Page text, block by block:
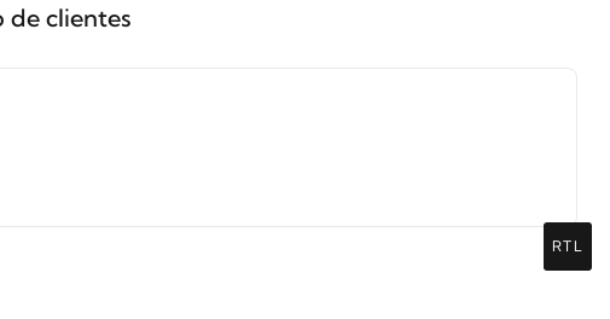
RTL
de clientes